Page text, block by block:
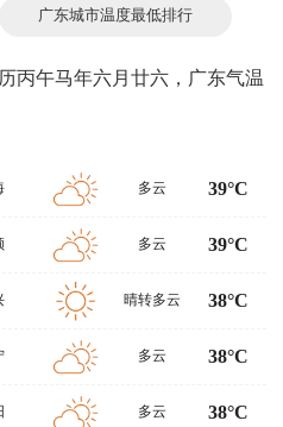
广东城市温度最低排行
丙午马年六月廿六，广东气温
多云 39°C
多云 39°C
晴转多云 38°C
多云 38°C
多云 38°C